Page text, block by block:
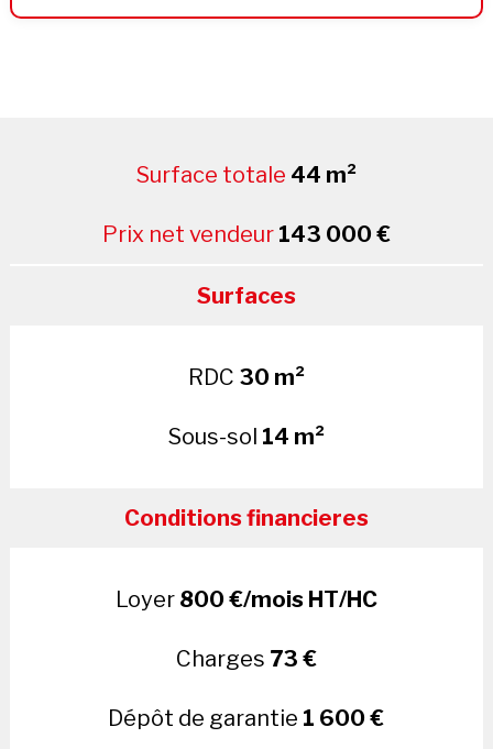
Surface totale 44 m²
Prix net vendeur 143 000 €
Surfaces
RDC 30 m²
Sous-sol 14 m²
Conditions financieres
Loyer 800 €/mois HT/HC
Charges 73 €
Dépôt de garantie 1 600 €